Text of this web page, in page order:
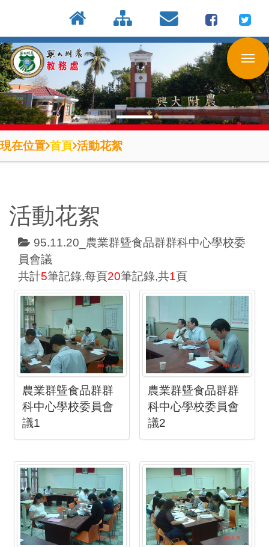
到
主
要
內
容
區
現在位置 首頁 活動花絮
活動花絮
95.11.20_農業群曁食品群群科中心學校委
員會議
共計5筆記錄,每頁20筆記錄,共1頁
農業群曁食品群群
科中心學校委員會
議1
農業群曁食品群群
科中心學校委員會
議2